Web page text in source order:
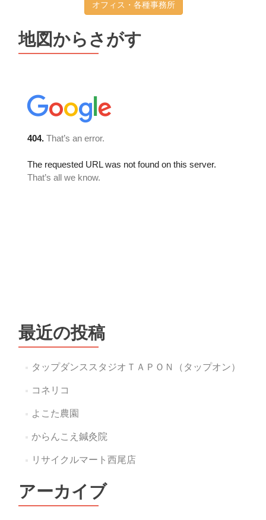
オフィス・各種事務所
地図からさがす
最近の投稿
タップダンススタジオＴＡＰＯＮ（タップオン）
コネリコ
よこた農園
からんこえ鍼灸院
リサイクルマート西尾店
アーカイブ